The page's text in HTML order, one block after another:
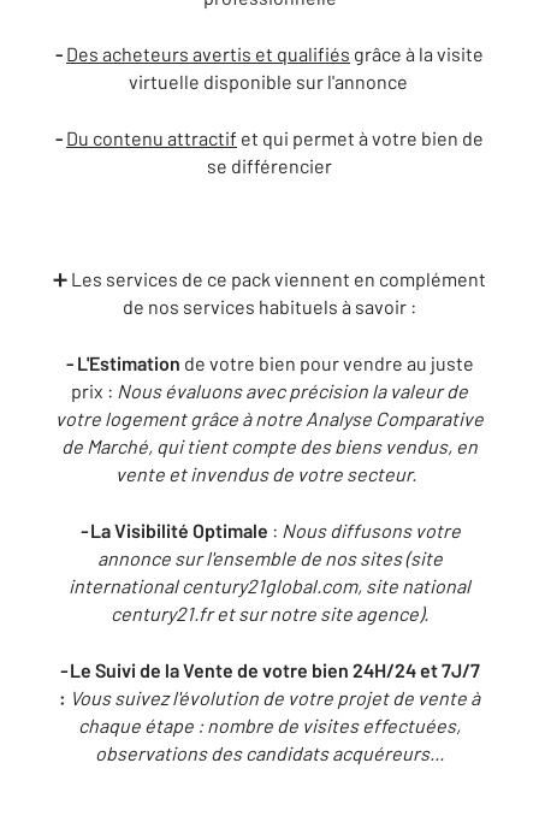
- Des acheteurs avertis et qualifiés grâce à la visite
virtuelle disponible sur l'annonce
- Du contenu attractif et qui permet à votre bien de
se différencier
➕ Les services de ce pack viennent en complément
de nos services habituels à savoir :
- L'Estimation de votre bien pour vendre au juste
prix : Nous évaluons avec précision la valeur de
votre logement grâce à notre Analyse Comparative
de Marché, qui tient compte des biens vendus, en
vente et invendus de votre secteur.
-La Visibilité Optimale : Nous diffusons votre
annonce sur l'ensemble de nos sites (site
international century21global.com, site national
century21.fr et sur notre site agence).
-Le Suivi de la Vente de votre bien 24H/24 et 7J/7
: Vous suivez l'évolution de votre projet de vente à
chaque étape : nombre de visites effectuées,
observations des candidats acquéreurs...